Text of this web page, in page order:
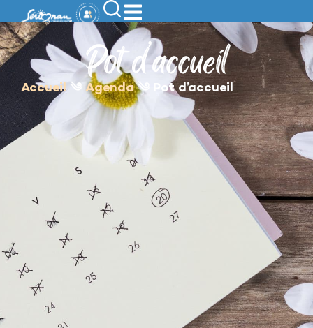
principal
Pot d’accueil
Accueil༄ Agenda༄ Pot d’accueil